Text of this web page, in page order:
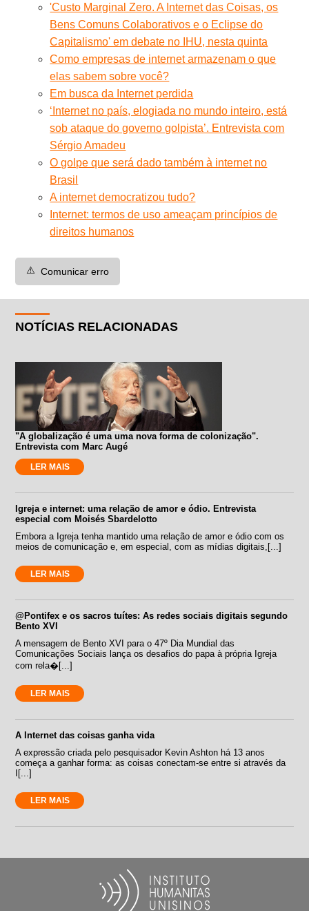
'Custo Marginal Zero. A Internet das Coisas, os
Bens Comuns Colaborativos e o Eclipse do
Capitalismo' em debate no IHU, nesta quinta
Como empresas de internet armazenam o que
elas sabem sobre você?
Em busca da Internet perdida
‘Internet no país, elogiada no mundo inteiro, está
sob ataque do governo golpista’. Entrevista com
Sérgio Amadeu
O golpe que será dado também à internet no
Brasil
A internet democratizou tudo?
Internet: termos de uso ameaçam princípios de
direitos humanos
⚠️ Comunicar erro
NOTÍCIAS RELACIONADAS
"A globalização é uma uma nova forma de colonização".
Entrevista com Marc Augé
LER MAIS
Igreja e internet: uma relação de amor e ódio. Entrevista
especial com Moisés Sbardelotto
Embora a Igreja tenha mantido uma relação de amor e ódio com os
meios de comunicação e, em especial, com as mídias digitais,[...]
LER MAIS
@Pontifex e os sacros tuítes: As redes sociais digitais segundo
Bento XVI
A mensagem de Bento XVI para o 47º Dia Mundial das
Comunicações Sociais lança os desafios do papa à própria Igreja
com rela�[...]
LER MAIS
A Internet das coisas ganha vida
A expressão criada pelo pesquisador Kevin Ashton há 13 anos
começa a ganhar forma: as coisas conectam-se entre si através da
I[...]
LER MAIS